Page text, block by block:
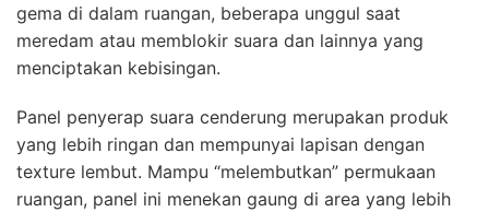
gema di dalam ruangan, beberapa unggul saat
meredam atau memblokir suara dan lainnya yang
menciptakan kebisingan.
Panel penyerap suara cenderung merupakan produk
yang lebih ringan dan mempunyai lapisan dengan
texture lembut. Mampu “melembutkan” permukaan
ruangan, panel ini menekan gaung di area yang lebih